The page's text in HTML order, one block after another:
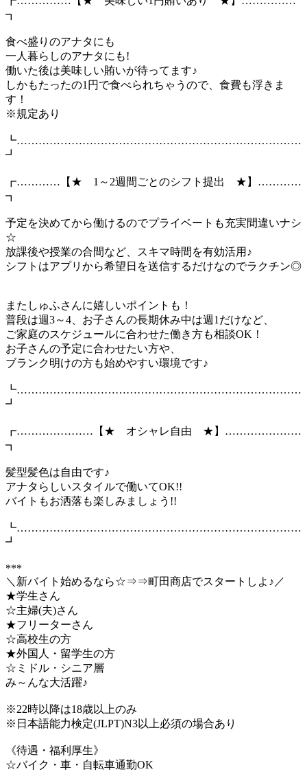
┓
食べ盛りのアナタにも
一人暮らしのアナタにも!
働いた後は美味しい賄いが待ってます♪
しかもたったの1円で食べられちゃうので、食費も浮きま
す！
※規定あり
┗……………………………………………………………………
┛
┏…………【★ 1～2週間ごとのシフト提出 ★】…………
┓
予定を決めてから働けるのでプライベートも充実間違いナシ
☆
放課後や授業の合間など、スキマ時間を有効活用♪
シフトはアプリから希望日を送信するだけなのでラクチン◎
またしゅふさんに嬉しいポイントも！
普段は週3～4、お子さんの長期休み中は週1だけなど、
ご家庭のスケジュールに合わせた働き方も相談OK！
お子さんの予定に合わせたい方や、
ブランク明けの方も始めやすい環境です♪
┗……………………………………………………………………
┛
┏…………………【★ オシャレ自由 ★】…………………
┓
髪型髪色は自由です♪
アナタらしいスタイルで働いてOK!!
バイトもお洒落も楽しみましょう!!
┗……………………………………………………………………
┛
***
＼新バイト始めるなら☆⇒⇒町田商店でスタートしよ♪／
★学生さん
☆主婦(夫)さん
★フリーターさん
☆高校生の方
★外国人・留学生の方
☆ミドル・シニア層
み～んな大活躍♪
※22時以降は18歳以上のみ
※日本語能力検定(JLPT)N3以上必須の場合あり
《待遇・福利厚生》
☆バイク・車・自転車通勤OK